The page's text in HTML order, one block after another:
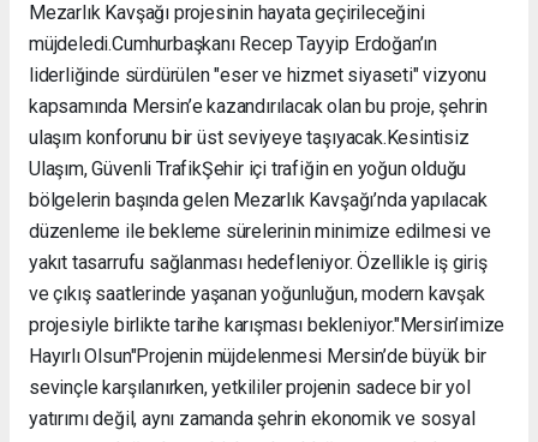
Mezarlık Kavşağı projesinin hayata geçirileceğini
müjdeledi. ​Cumhurbaşkanı Recep Tayyip Erdoğan’ın
liderliğinde sürdürülen "eser ve hizmet siyaseti" vizyonu
kapsamında Mersin’e kazandırılacak olan bu proje, şehrin
ulaşım konforunu bir üst seviyeye taşıyacak. ​Kesintisiz
Ulaşım, Güvenli Trafik ​Şehir içi trafiğin en yoğun olduğu
bölgelerin başında gelen Mezarlık Kavşağı’nda yapılacak
düzenleme ile bekleme sürelerinin minimize edilmesi ve
yakıt tasarrufu sağlanması hedefleniyor. Özellikle iş giriş
ve çıkış saatlerinde yaşanan yoğunluğun, modern kavşak
projesiyle birlikte tarihe karışması bekleniyor. ​"Mersin’imize
Hayırlı Olsun" ​Projenin müjdelenmesi Mersin’de büyük bir
sevinçle karşılanırken, yetkililer projenin sadece bir yol
yatırımı değil, aynı zamanda şehrin ekonomik ve sosyal